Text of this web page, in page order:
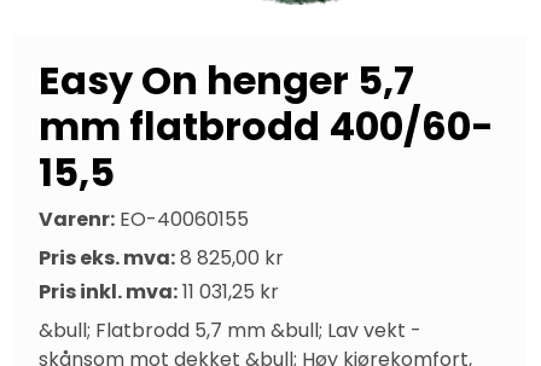
Easy On henger 5,7
mm flatbrodd 400/60-
15,5
Varenr: EO-40060155
Pris eks. mva:8 825,00 kr
Pris inkl. mva:11 031,25 kr
&bull; Flatbrodd 5,7 mm &bull; Lav vekt -
skånsom mot dekket &bull; Høy kjørekomfort,